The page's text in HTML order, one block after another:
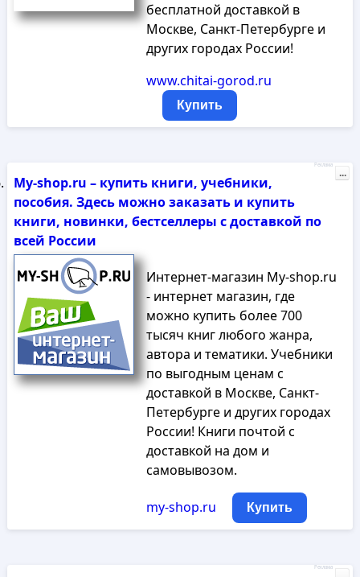
бесплатной доставкой в
Москве, Санкт-Петербурге и
других городах России!
www.chitai-gorod.ru
Купить
My-shop.ru – купить книги, учебники,
пособия. Здесь можно заказать и купить
книги, новинки, бестселлеры с доставкой по
всей России
Интернет-магазин My-shop.ru
- интернет магазин, где
можно купить более 700
тысяч книг любого жанра,
автора и тематики. Учебники
по выгодным ценам с
доставкой в Москве, Санкт-
Петербурге и других городах
России! Книги почтой с
доставкой на дом и
самовывозом.
my-shop.ru Купить
Реклама
...
Реклама